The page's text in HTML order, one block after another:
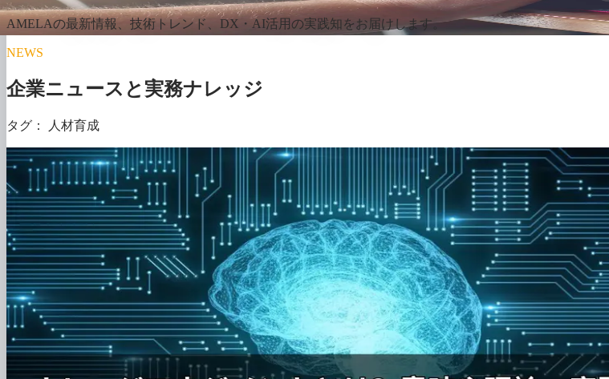
AMELAの最新情報、技術トレンド、 DX・AI活用の実践知をお届けします。
NEWS
企業ニュースと実務ナレッジ
タグ： 人材育成